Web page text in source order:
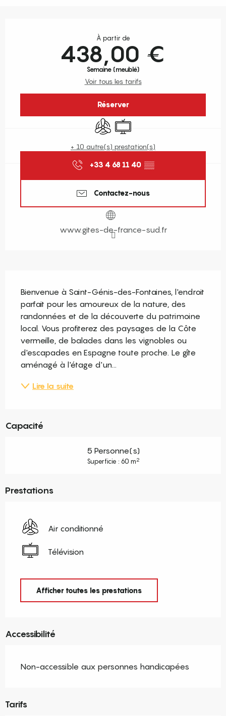
À partir de
438,00 €
Semaine (meublé)
Voir tous les tarifs
Réserver
Air conditionné
Télévision
+ 10 autre(s) prestation(s)
+33 4 68 11 40 ▒▒
Contactez-nous
www.gites-de-france-sud.fr
Bienvenue à Saint-Génis-des-Fontaines, l'endroit
parfait pour les amoureux de la nature, des
randonnées et de la découverte du patrimoine
local. Vous profiterez des paysages de la Côte
vermeille, de balades dans les vignobles ou
d'escapades en Espagne toute proche. Le gîte
aménagé à l'étage d'un...
Lire la suite
Capacité
5 Personne(s)
Superficie : 60 m2
Prestations
Air conditionné
Télévision
Afficher toutes les prestations
Accessibilité
Non-accessible aux personnes handicapées
Tarifs